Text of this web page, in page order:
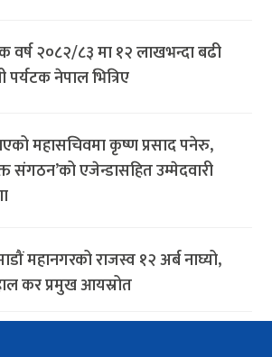
वर्ष २०८२/८३ मा १२ लाखभन्दा बढी
पर्यटक नेपाल भित्रिए
महासचिवमा कृष्ण प्रसाद पनेरु,
संगठन’को एजेन्डासहित उम्मेदवारी
महानगरको राजस्व १२ अर्ब नाघ्यो,
कर प्रमुख आयस्रोत